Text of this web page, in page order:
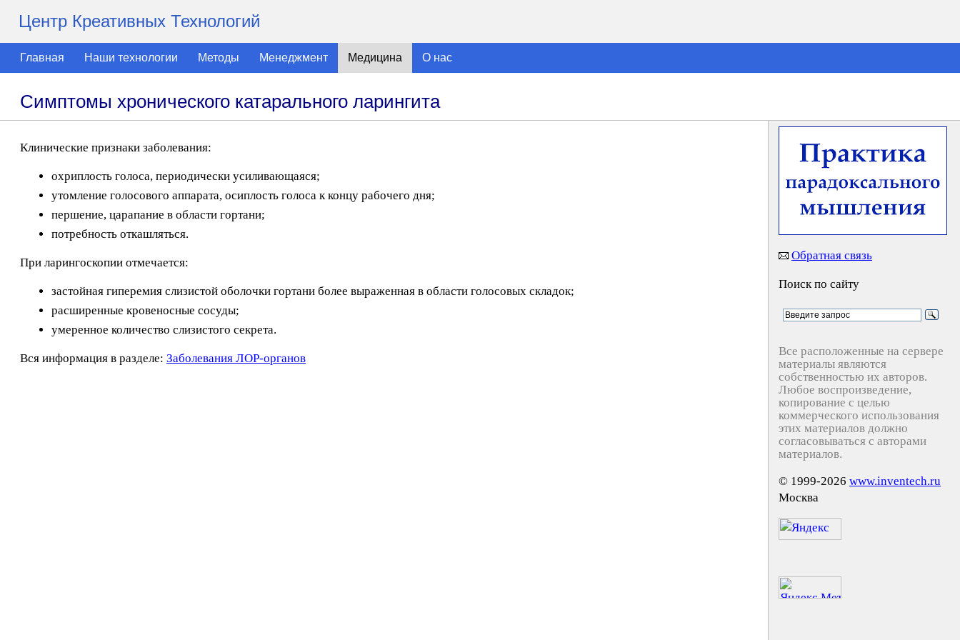
Центр Креативных Технологий
Главная Наши технологии Методы Менеджмент Медицина О нас
Симптомы хронического катарального ларингита
Клинические признаки заболевания:
охриплость голоса, периодически усиливающаяся;
утомление голосового аппарата, осиплость голоса к концу рабочего дня;
першение, царапание в области гортани;
потребность откашляться.
При ларингоскопии отмечается:
застойная гиперемия слизистой оболочки гортани более выраженная в области голосовых складок;
расширенные кровеносные сосуды;
умеренное количество слизистого секрета.
Вся информация в разделе: Заболевания ЛОР-органов
Обратная связь
Поиск по сайту
Все расположенные на сервере
материалы являются
собственностью их авторов.
Любое воспроизведение,
копирование с целью
коммерческого использования
этих материалов должно
согласовываться с авторами
материалов.
© 1999-2026 www.inventech.ru
Москва